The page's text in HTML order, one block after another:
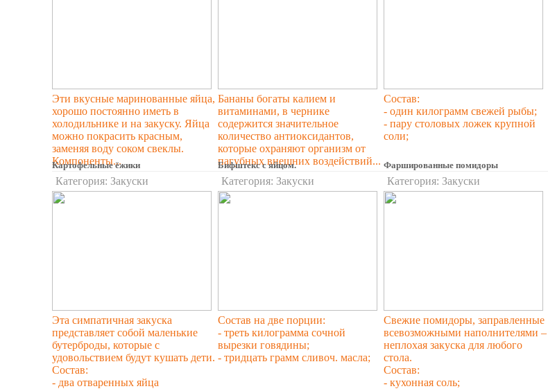
Эти вкусные маринованные яйца,
хорошо постоянно иметь в
холодильнике и на закуску. Яйца
можно покрасить красным,
заменяя воду соком свеклы.
Компоненты...
Бананы богаты калием и
витаминами, в чернике
содержится значительное
количество антиоксидантов,
которые охраняют организм от
пагубных внешних воздействий...
Состав:
- один килограмм свежей рыбы;
- пару столовых ложек крупной
соли;
Картофельные ёжики
Категория: Закуски
Эта симпатичная закуска
представляет собой маленькие
бутерброды, которые с
удовольствием будут кушать дети.
Состав:
- два отваренных яйца
Бифштекс с яйцом.
Категория: Закуски
Состав на две порции:
- треть килограмма сочной
вырезки говядины;
- тридцать грамм сливоч. масла;
Фаршированные помидоры
Категория: Закуски
Свежие помидоры, заправленные
всевозможными наполнителями –
неплохая закуска для любого
стола.
Состав:
- кухонная соль;